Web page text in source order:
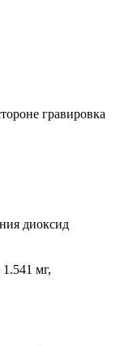
гравировка
диоксид
мг,